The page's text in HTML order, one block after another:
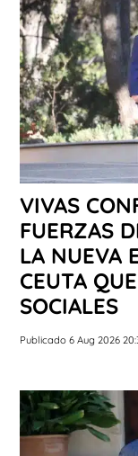
VIVAS
FUERZAS
LA NUEVA
CEUTA
SOCIALES
Publicado 6 Aug 2026